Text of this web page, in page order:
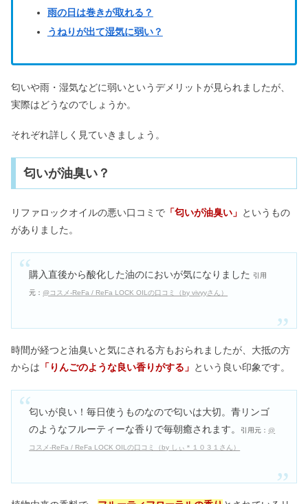
雨の日は巻きが取れる？
うねりが出て湿気に弱い？
匂いや雨・湿気などに弱いというデメリットが見られましたが、
実際はどうなのでしょうか。
それぞれ詳しく見ていきましょう。
匂いが油臭い？
リファロックオイルの悪い口コミで 「匂いが油臭い」 というもの
がありました。
購入直後から酸化した油のにおいが気になりました 引用
元： @コスメ-ReFa / ReFa LOCK OILの口コミ（by vivyyさん）
時間が経つと油臭いと気にされる方もおられましたが、大抵の方
からは 「りんごのような良い香りがする」 という良い印象です。
匂いが良い！毎日使うものなので匂いは大切。青リンゴ
のようなフルーティーな香りで毎朝癒されます。
引用元： @
コスメ-ReFa / ReFa LOCK OILの口コミ（by しぃ＊１０３１さん）